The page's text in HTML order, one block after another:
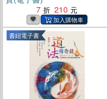
7
210
書紐電子書